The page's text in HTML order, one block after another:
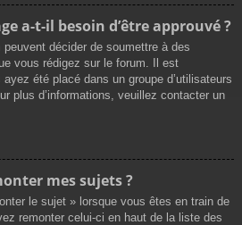
a-t-il besoin d’être approuvé ?
décider de soumettre à des
vous rédigez sur le forum. Il est
été placé dans un groupe d’utilisateurs
plus d’informations, veuillez contacter un
mes sujets ?
le sujet » lorsque vous êtes en train de
remonter celui-ci en haut de la liste des